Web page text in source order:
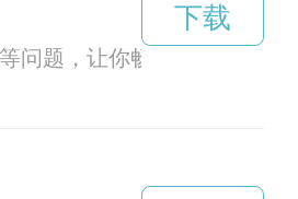
问题，让你畅爽享受网络世
下载